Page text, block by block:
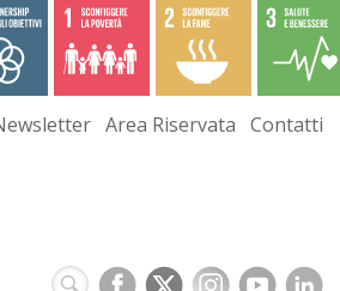
Area Riservata Contatti